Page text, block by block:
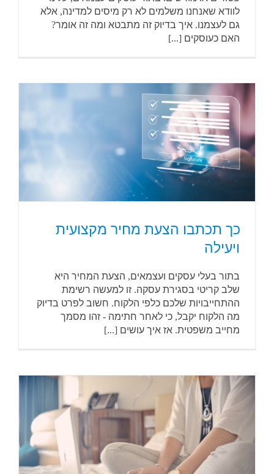
לוודא שאנחנו משלמים לא רק מיסים למדינה, אלא
גם לעצמנו. איך בדיוק זה מתבטא ומה זה אומר?
האם כעוסקים [...]
כך תכתבו הצעת מחיר מקצועית
ויעילה
בתור בעלי עסקים ועצמאים, הצעת המחיר היא
שלב קריטי בסגירת עסקה. זו למעשה רשימת
ההתחייבויות שלכם כלפי הלקוח. חשוב לפרט בדיוק
מה הלקוח יקבל, כי לאחר חתימה - זהו מסמך
מחייב משפטית. אז איך עושים [...]